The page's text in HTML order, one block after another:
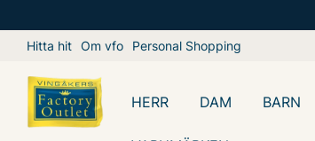
Hitta hit Om vfo Personal Shopping
HERR DAM BARN